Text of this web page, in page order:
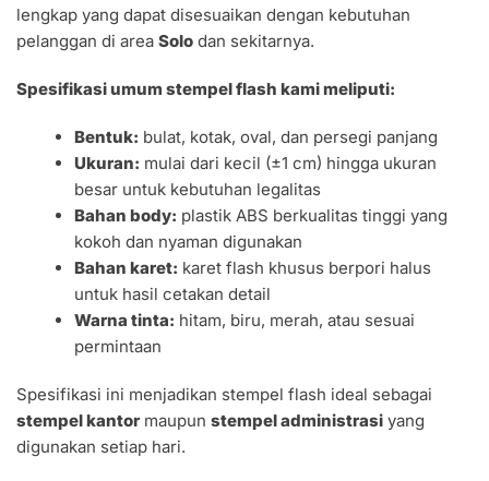
lengkap yang dapat disesuaikan dengan kebutuhan
pelanggan di area Solo dan sekitarnya.
Spesifikasi umum stempel flash kami meliputi:
Bentuk: bulat, kotak, oval, dan persegi panjang
Ukuran: mulai dari kecil (±1 cm) hingga ukuran
besar untuk kebutuhan legalitas
Bahan body: plastik ABS berkualitas tinggi yang
kokoh dan nyaman digunakan
Bahan karet: karet flash khusus berpori halus
untuk hasil cetakan detail
Warna tinta: hitam, biru, merah, atau sesuai
permintaan
Spesifikasi ini menjadikan stempel flash ideal sebagai
stempel kantor maupun stempel administrasi yang
digunakan setiap hari.